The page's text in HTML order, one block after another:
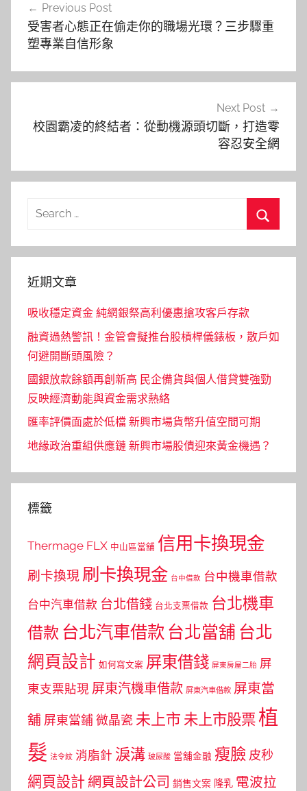
導
覽
Previous Post
受害者心態正在偷走你的職場光環？三步驟重
塑專業自信形象
Next Post
校園霸凌的終結者：從動機源頭切斷，打造零
容忍安全網
Search
近期文章
吸收穩定資金 純網銀祭高利優惠搶攻客戶存款
融資過熱警訊！金管會擬推台股槓桿儀錶板，散戶如
何避開斷頭風險？
國銀放款餘額再創新高 民企備貨與個人借貸雙強勁
反映經濟動能與資金需求熱絡
匯率評價面處於低檔 新興市場貨幣升值空間可期
地緣政治重組供應鏈 新興市場股債迎來黃金機遇？
標籤
Thermage FLX 中山區當舖 信用卡換現金
刷卡換現 刷卡換現金 台中借款 台中機車借款
台中汽車借款 台北借錢 台北支票借款 台北機車
借款 台北汽車借款 台北當舖 台北
網頁設計 如何寫文案 屏東借錢 屏東房屋二胎 屏
東支票貼現 屏東汽機車借款 屏東汽車借款 屏東當
舖 屏東當鋪 微晶瓷 未上市 未上市股票植
髮 法令紋 消脂針 淚溝 玻尿酸 當舖金融 瘦臉 皮秒
網頁設計 網頁設計公司 銷售文案 隆乳 電波拉